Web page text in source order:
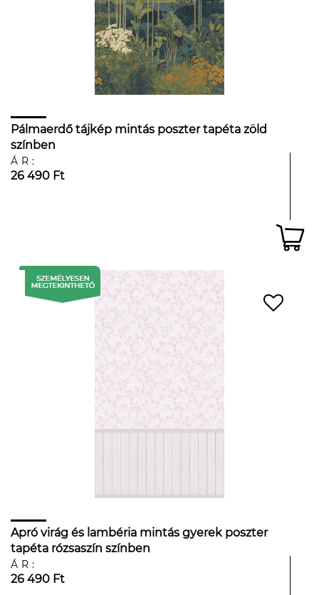
Pálmaerdő tájkép mintás poszter tapéta zöld
színben
ÁR:
26 490 Ft
Apró virág és lambéria mintás gyerek poszter
tapéta rózsaszín színben
ÁR:
26 490 Ft